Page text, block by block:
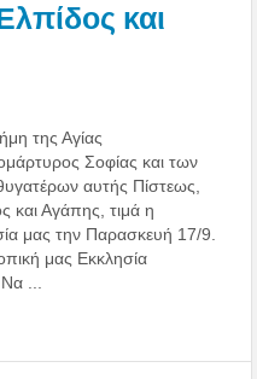
και
της Αγίας
Σοφίας και των
αυτής Πίστεως,
και Αγάπης, τιμά η
μας την Παρασκευή 17/9.
μας Εκκλησία
...